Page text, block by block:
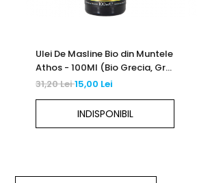
Ulei De Masline Bio din Muntele
Athos - 100Ml (Bio Grecia, Gr-
Bio-03)
31,20 Lei15,00 Lei
INDISPONIBIL